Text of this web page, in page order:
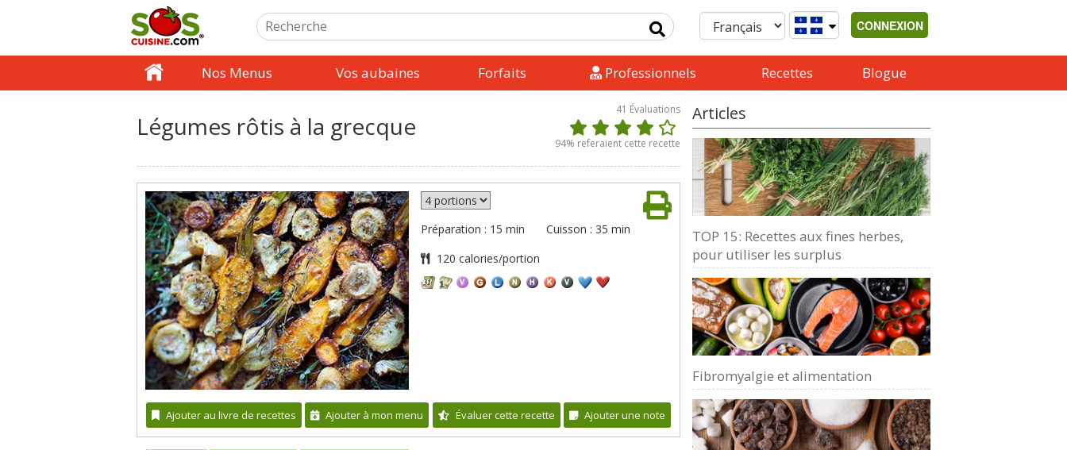
CONNEXION
Nos Menus Vos aubaines Forfaits Professionnels Recettes Blogue
Légumes rôtis à la grecque
41 Évaluations
94% referaient cette recette
Préparation : 15 min
Cuisson : 35 min
120 calories/portion
Ajouter au livre de recettes Ajouter à mon menu Évaluer cette recette Ajouter une note
Articles
TOP 15: Recettes aux fines herbes,
pour utiliser les surplus
Fibromyalgie et alimentation